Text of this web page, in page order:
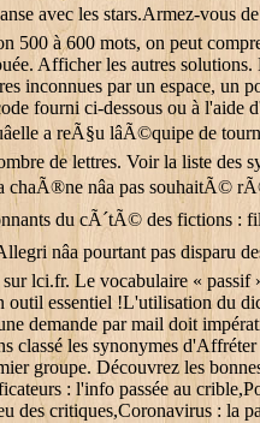
les stars.Armez-vous de
à 600 mots, on peut
Afficher les autres
inconnues par un espace,
fourni ci-dessous ou à
a reÃ§u lâÃ©quipe de
lettres. Voir la liste des
nâa pas
du cÃ´tÃ© des fictions
nâa pourtant pas
lci.fr. Le vocabulaire «
essentiel !L'utilisation du
demande par mail doit
les synonymes
groupe. Découvrez les
: l'info passée au
des critiques,Coronavirus : la